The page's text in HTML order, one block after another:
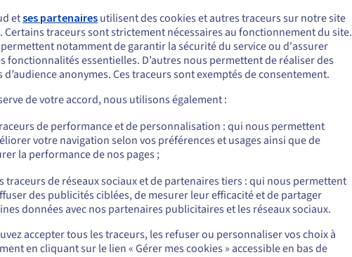
semblez être localisé en États-Unis.
commander, rendez-vous sur le site de votre pays (États-Unis) et créez un
us.ovhcloud.com/hosted-private-cloud Anglais USD - $
ou
sur le site actuel
un autre site web
etses partenaires utilisent des cookies et autres traceurs sur notre site
Certains traceurs sont strictement nécessaires au fonctionnement du site.
notamment de garantir la sécurité du service ou d'assurer
fonctionnalités essentielles. D’autres nous permettent de réaliser des
d’audience anonymes. Ces traceurs sont exemptés de consentement.
de votre accord, nous utilisons également :
de performance et de personnalisation : qui nous permettent
votre navigation selon vos préférences et usages ainsi que de
la performance de nos pages ;
traceurs de réseaux sociaux et de partenaires tiers : qui nous permettent
des publicités ciblées, de mesurer leur efficacité et de partager
données avec nos partenaires publicitaires et les réseaux sociaux.
accepter tous les traceurs, les refuser ou personnaliser vos choix à
en cliquant sur le lien « Gérer mes cookies » accessible en bas de